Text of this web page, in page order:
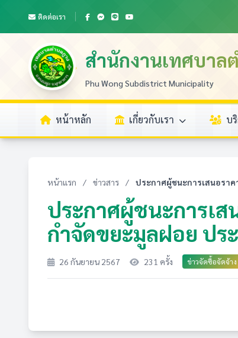
ติดต่อเรา
สำนักงานเทศบาล
Phu Wong Subdistrict Municipality
หน้าหลัก เกี่ยวกับเรา บ
หน้าแรก / ข่าวสาร / ประกาศผู้ชนะการเสนอรา
ประกาศผู้ชนะการเ
กำจัดขยะมูลฝอย ปร
26 กันยายน 2567 231 ครั้ง ข่าวจัดซื้อจัดจ้าง